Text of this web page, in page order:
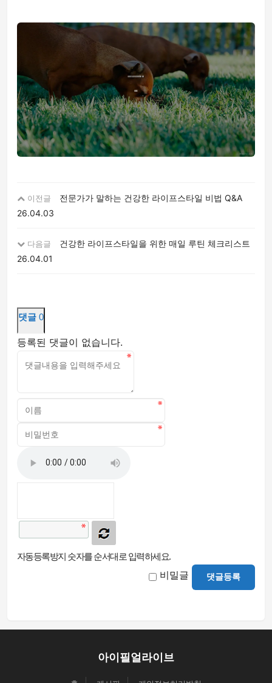
이전글
전문가가 말하는 건강한 라이프스타일 비법 Q&A
26.04.03
다음글
건강한 라이프스타일을 위한 매일 루틴 체크리스트
26.04.01
댓글 0
등록된 댓글이 없습니다.
자동등록방지 숫자를 순서대로 입력하세요.
비밀글 댓글등록
아이필얼라이브